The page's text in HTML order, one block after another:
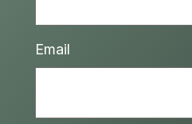
Email